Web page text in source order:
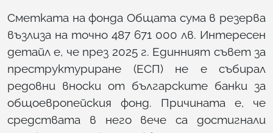
Сметката на фонда Общата сума в резерва
възлиза на точно 487 671 000 лв. Интересен
детайл е, че през 2025 г. Единният съвет за
преструктуриране (ЕСП) не е събирал
редовни вноски от българските банки за
общоевропейския фонд. Причината е, че
средствата в него вече са достигнали